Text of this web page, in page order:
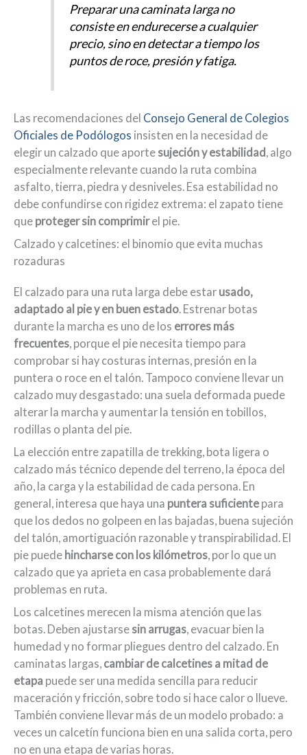
Preparar una caminata larga no
consiste en endurecerse a cualquier
precio, sino en detectar a tiempo los
puntos de roce, presión y fatiga.
Las recomendaciones del Consejo General de Colegios
Oficiales de Podólogos insisten en la necesidad de
elegir un calzado que aporte sujeción y estabilidad , algo
especialmente relevante cuando la ruta combina
asfalto, tierra, piedra y desniveles. Esa estabilidad no
debe confundirse con rigidez extrema: el zapato tiene
que proteger sin comprimirel pie.
Calzado y calcetines: el binomio que evita muchas
rozaduras
El calzado para una ruta larga debe estar usado,
adaptado al pie y en buen estado . Estrenar botas
durante la marcha es uno de los errores más
frecuentes , porque el pie necesita tiempo para
comprobar si hay costuras internas, presión en la
puntera o roce en el talón. Tampoco conviene llevar un
calzado muy desgastado: una suela deformada puede
alterar la marcha y aumentar la tensión en tobillos,
rodillas o planta del pie.
La elección entre zapatilla de trekking, bota ligera o
calzado más técnico depende del terreno, la época del
año, la carga y la estabilidad de cada persona. En
general, interesa que haya una puntera suficiente para
que los dedos no golpeen en las bajadas, buena sujeción
del talón, amortiguación razonable y transpirabilidad. El
pie puede hincharse con los kilómetros, por lo que un
calzado que ya aprieta en casa probablemente dará
problemas en ruta.
Los calcetines merecen la misma atención que las
botas. Deben ajustarse sin arrugas, evacuar bien la
humedad y no formar pliegues dentro del calzado. En
caminatas largas, cambiar de calcetines a mitad de
etapa puede ser una medida sencilla para reducir
maceración y fricción, sobre todo si hace calor o llueve.
También conviene llevar más de un modelo probado: a
veces un calcetín funciona bien en una salida corta, pero
no en una etapa de varias horas.